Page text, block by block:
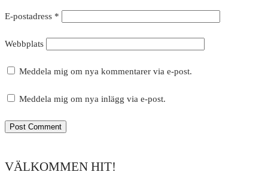
E-postadress *
Webbplats
Meddela mig om nya kommentarer via e-post.
Meddela mig om nya inlägg via e-post.
VÄLKOMMEN HIT!